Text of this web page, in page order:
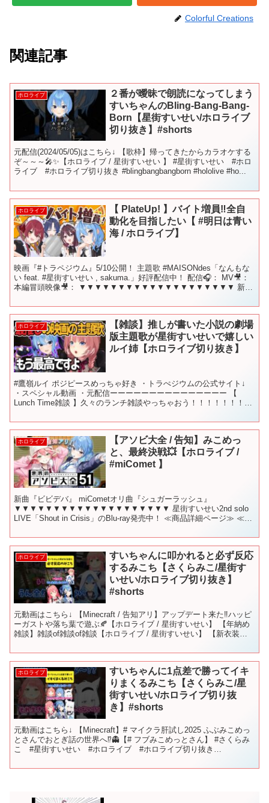
Colorful Creations
関連記事
ホロライブ
２番が曖昧で朗読になってしまう
すいちゃんのBling-Bang-Bang-
Born【星街すいせい/ホロライブ
切り抜き】#shorts
元配信(2024/05/05)はこちら↓ 【歌枠】帰ってきたからカラオケする
ぞ～～～🎤✨【ホロライブ / 星街すいせい 】 #星街すいせい #ホロ
ライブ #ホロライブ切り抜き #blingbangbangborn #hololive #ho...
ホロライブ
【 PlateUp! 】バイト増員‼全自
動化を目指したい【 #明日は青い
海 / ホロライブ】
映画『#トラペジウム』5/10公開！ 主題歌 #MAISONdes「なんもな
い feat. #星街すいせい , sakuma.」好評配信中！ 配信🎧： MV🎥：
本編冒頭映像🎥： ▼▼▼▼▼▼▼▼▼▼▼▼▼▼▼▼▼▼▼▼ 新曲
ホロライブ
【雑談】推しが書いた小説の劇場
版主題歌が星街すいせいで嬉しい
ルイ姉【ホロライブ切り抜き】
#鷹嶺ルイ ポジピースめっちゃ好き ・トラぺジウムの公式サイト↓
・スペシャル動画 ・元配信ーーーーーーーーーーーーーーー 【
Lunch Time雑談 】久々のランチ雑談やっちゃおう！！！！！！！
ホロライブ
【アソビ大全 / 告知】みこめっ
と、最終決戦💥【ホロライブ /
#miComet 】
新曲『ビビデバ』 miCometオリ曲『シュガーラッシュ』
▼▼▼▼▼▼▼▼▼▼▼▼▼▼▼▼▼▼▼▼ 星街すいせい2nd solo
LIVE「Shout in Crisis」のBlu-ray発売中！ ≪商品詳細ページ≫ ≪星
ホロライブ
すいちゃんに叩かれると必ず反応
するみこち【さくらみこ/星街す
いせい/ホロライブ切り抜き】
#shorts
元動画はこちら↓ 【Minecraft / 告知アリ】アップデート来た‼ハッピ
ーガストや落ち葉で遊ぶ🍂【ホロライブ / 星街すいせい】 【年納め
雑談】雑談of雑談of雑談【ホロライブ / 星街すいせい】 【新衣装お
ホロライブ
すいちゃんに1点差で勝ってイキ
りまくるみこち【さくらみこ/星
街すいせい/ホロライブ切り抜
き】#shorts
元動画はこちら↓ 【Minecraft】# マイクラ肝試し2025 ふぶみこめっ
とさんでおとぎ話の世界へ⁉👻【# フブみこめっとさん】 #さくらみ
こ #星街すいせい #ホロライブ #ホロライブ切り抜き